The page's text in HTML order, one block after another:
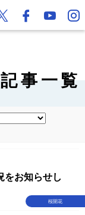
事一覧
桜開花
をお知らせし